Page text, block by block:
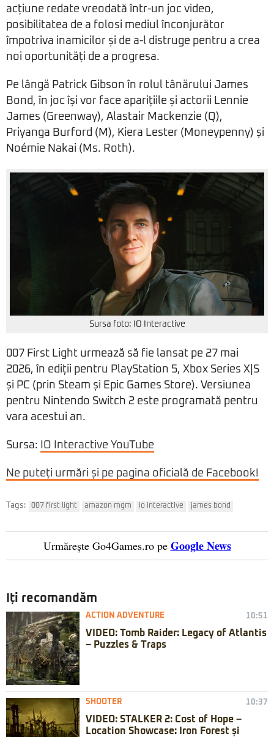
acțiune redate vreodată într-un joc video,
posibilitatea de a folosi mediul înconjurător
împotriva inamicilor și de a-l distruge pentru a crea
noi oportunități de a progresa.
Pe lângă Patrick Gibson în rolul tânărului James
Bond, în joc își vor face aparițiile și actorii Lennie
James (Greenway), Alastair Mackenzie (Q),
Priyanga Burford (M), Kiera Lester (Moneypenny) și
Noémie Nakai (Ms. Roth).
Sursa foto: IO Interactive
007 First Light urmează să fie lansat pe 27 mai
2026, în ediții pentru PlayStation 5, Xbox Series X|S
și PC (prin Steam și Epic Games Store). Versiunea
pentru Nintendo Switch 2 este programată pentru
vara acestui an.
Sursa: IO Interactive YouTube
Ne puteți urmări și pe pagina oficială de Facebook!
Tags: 007 first light amazon mgm io interactive james bond
Urmărește Go4Games.ro pe Google News
Iți recomandăm
ACTION ADVENTURE 10:51
VIDEO: Tomb Raider: Legacy of Atlantis
– Puzzles & Traps
SHOOTER 10:37
VIDEO: STALKER 2: Cost of Hope –
Location Showcase: Iron Forest și